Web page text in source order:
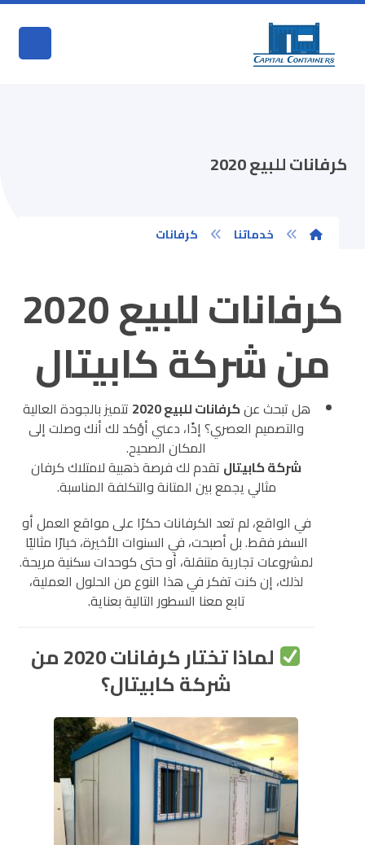
كرفانات للبيع 2020
خدماتنا كرفانات
كرفانات للبيع 2020
من شركة كابيتال
هل تبحث عنكرفانات للبيع 2020
تتميز بالجودة العالية
والتصميم العصري؟ إذًا، دعني أؤكد لك أنك وصلت إلى
المكان الصحيح.
شركة كابيتال تقدم لك فرصة ذهبية لامتلاك كرفان
مثالي يجمع بين المتانة والتكلفة المناسبة.
في الواقع، لم تعد الكرفانات حكرًا على مواقع العمل أو
السفر فقط. بل أصبحت، في السنوات الأخيرة، خيارًا مثاليًا
لمشروعات تجارية متنقلة، أو حتى كوحدات سكنية مريحة.
لذلك، إن كنت تفكر في هذا النوع من الحلول العملية،
تابع معنا السطور التالية بعناية.
لماذا تختار كرفانات 2020 من
شركة كابيتال؟